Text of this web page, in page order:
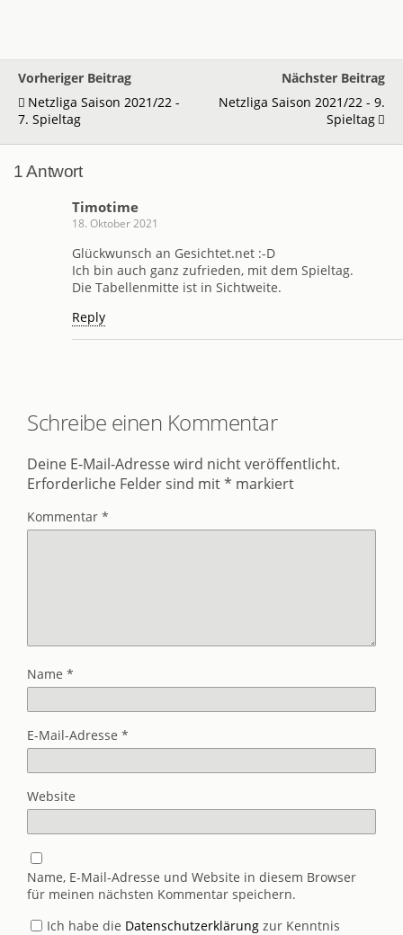
Vorheriger Beitrag
Netzliga Saison 2021/22 -
7. Spieltag
Nächster Beitrag
Netzliga Saison 2021/22 - 9.
Spieltag
1 Antwort
Timotime
18. Oktober 2021
Glückwunsch an Gesichtet.net :-D
Ich bin auch ganz zufrieden, mit dem Spieltag.
Die Tabellenmitte ist in Sichtweite.
Reply
Schreibe einen Kommentar
Deine E-Mail-Adresse wird nicht veröffentlicht.
Erforderliche Felder sind mit* markiert
Kommentar *
Name *
E-Mail-Adresse *
Website
Name, E-Mail-Adresse und Website in diesem Browser
für meinen nächsten Kommentar speichern.
Ich habe die Datenschutzerklärung zur Kenntnis